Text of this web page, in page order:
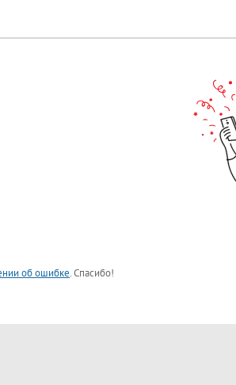
об ошибке. Спасибо!